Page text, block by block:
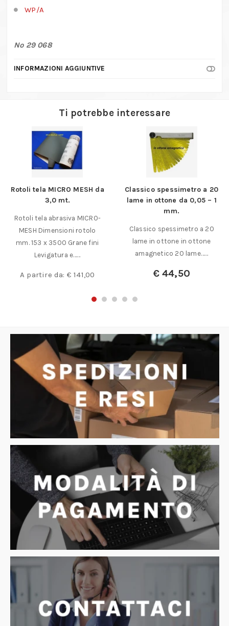
WP/A
No 29 068
INFORMAZIONI AGGIUNTIVE
Ti potrebbe interessare
Rotoli tela MICRO MESH da
3,0 mt.
Rotoli tela abrasiva MICRO-
MESH Dimensioni rotolo
mm. 153 x 3500 Grane fini
Levigatura e……
A partire da: € 141,00
Classico spessimetro a 20
lame in ottone da 0,05 – 1
mm.
Classico spessimetro a 20
lame in ottone in ottone
amagnetico 20 lame……
€44,50